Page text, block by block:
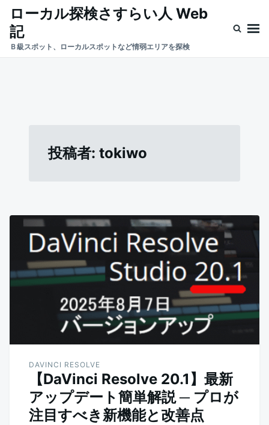
Skip
content
Search
for:
ローカル探検さすらい人 Web
記
Ｂ級スポット、ローカルスポットなど情弱エリアを探検
投稿者: tokiwo
DAVINCI RESOLVE
【DaVinci Resolve 20.1】最新
アップデート簡単解説 ─ プロが
注目すべき新機能と改善点